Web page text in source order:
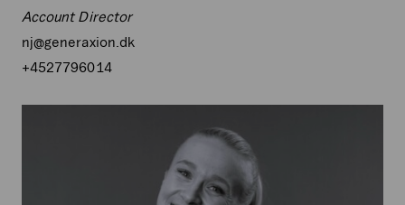
Account Director
nj@generaxion.dk
+4527796014